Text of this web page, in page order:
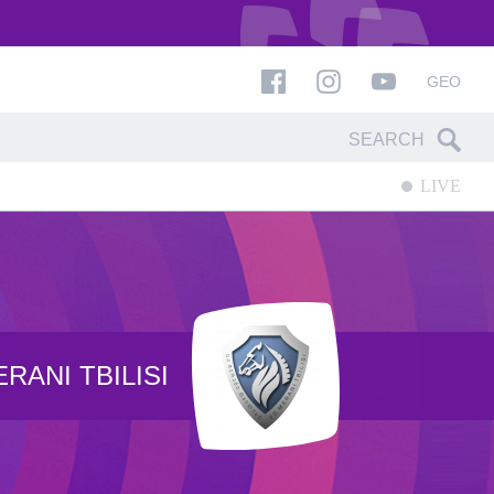
GEO
LIVE
TBILISI